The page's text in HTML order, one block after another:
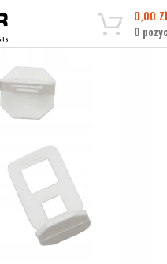
0
0,00